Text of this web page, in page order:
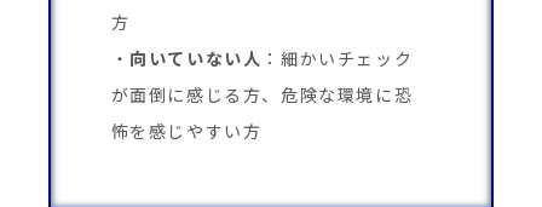
方
向いていない人 ：細かいチェック
が面倒に感じる方、危険な環境に恐
怖を感じやすい方